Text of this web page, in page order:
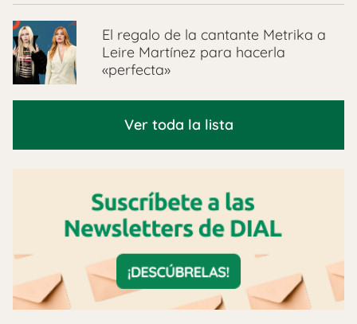
El regalo de la cantante Metrika a
Leire Martínez para hacerla
«perfecta»
Ver toda la lista